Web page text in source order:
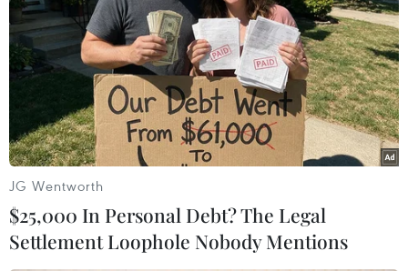
#VN-Index #HNX-Index #UpCoM-Index #Tâm lý
JG Wentworth
$25,000 In Personal Debt? The Legal
Settlement Loophole Nobody Mentions